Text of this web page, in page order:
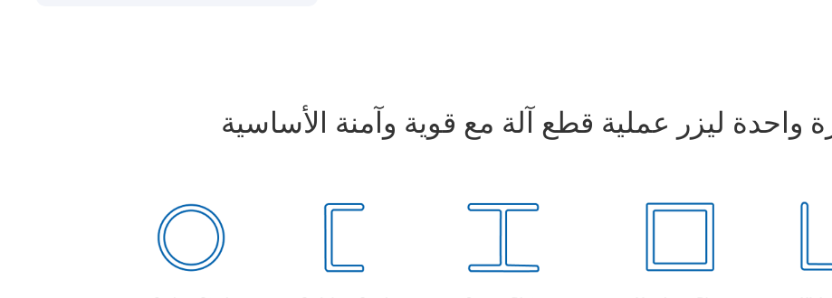
واحدة ليزر عملية قطع آلة مع قوية وآمنة الأساسية